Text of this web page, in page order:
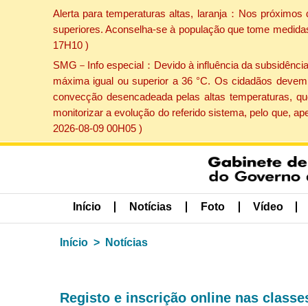
Alerta para temperaturas altas, laranja：Nos
superiores. Aconselha-se à população que tome
17H10 )
SMG－Info especial：Devido à influência da
máxima igual ou superior a 36 °C. Os cidadãos
convecção desencadeada pelas altas temperaturas,
monitorizar a evolução do referido sistema, pelo que,
2026-08-09 00H05 )
Início Notícias Foto Vídeo
Início Notícias
Registo e inscrição online nas